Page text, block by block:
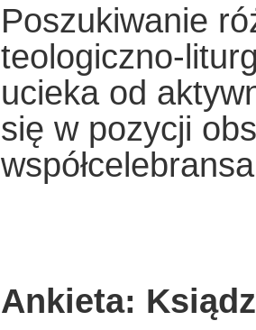
Poszukiwanie
teologiczno-
ucieka od
się w pozycji
Ankieta: